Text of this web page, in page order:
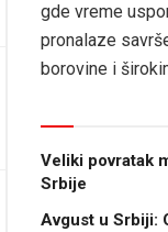
gde vreme
pronalaze
borovine i
Veliki povratak
Srbije
Avgust u Srbiji: